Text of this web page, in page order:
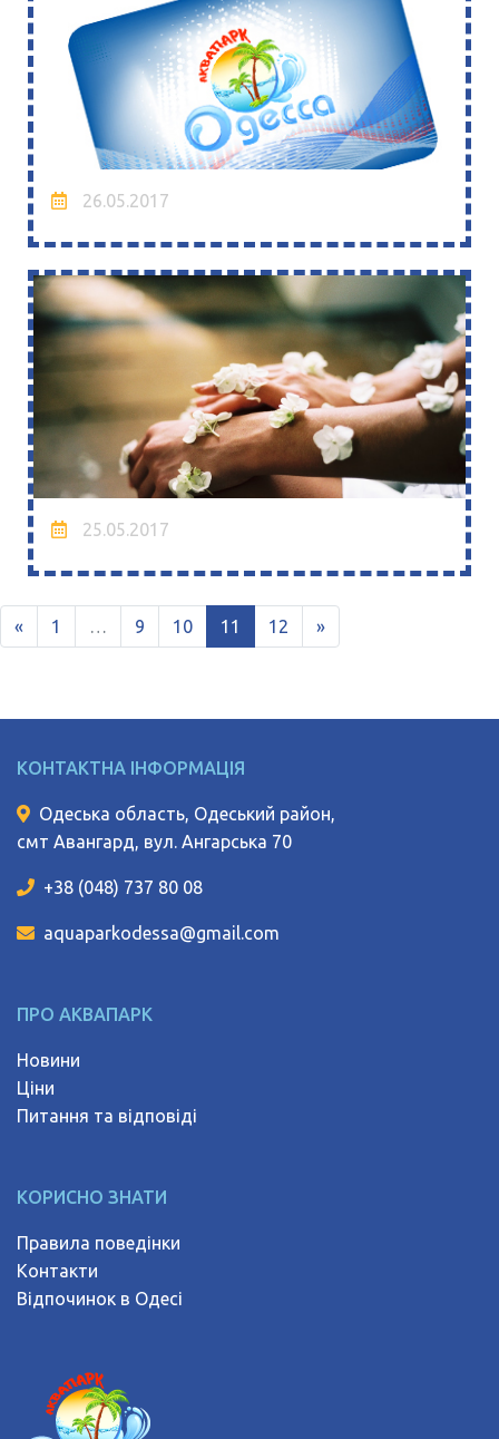
26.05.2017
25.05.2017
« 1 … 9 10 11 12 »
КОНТАКТНА ІНФОРМАЦІЯ
Одеська область, Одеський район,
смт Авангард, вул. Ангарська 70
+38 (048) 737 80 08
aquaparkodessa@gmail.com
ПРО АКВАПАРК
Новини
Ціни
Питання та відповіді
КОРИСНО ЗНАТИ
Правила поведінки
Контакти
Відпочинок в Одесі